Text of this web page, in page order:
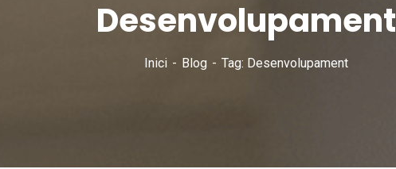
Desenvolupament
Inici Blog Tag: Desenvolupament